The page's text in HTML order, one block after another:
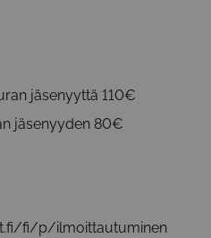
jäsenyyttä 110€
jäsenyyden 80€
fi/p/ilmoittautuminen